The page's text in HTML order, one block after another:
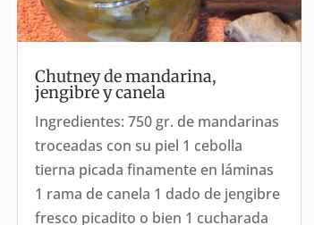
Chutney de mandarina,
jengibre y canela
Ingredientes: 750 gr. de mandarinas
troceadas con su piel 1 cebolla
tierna picada finamente en láminas
1 rama de canela 1 dado de jengibre
fresco picadito o bien 1 cucharada